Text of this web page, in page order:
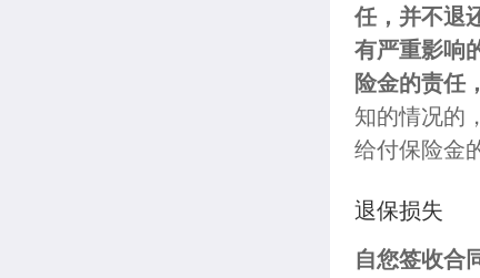
任，并不退
有严重影响
险金的责任
知的情况的
给付保险金
退保损失
自您签收合